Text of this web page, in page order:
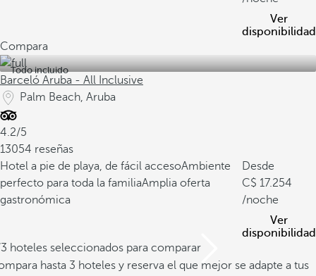
Ver
disponibilidad
Compara
Todo incluido
Barceló Aruba - All Inclusive
Palm Beach, Aruba
4.2/5
13054 reseñas
Hotel a pie de playa, de fácil accesoAmbiente
perfecto para toda la familiaAmplia oferta
gastronómica
Desde
17.254
/noche
Ver
disponibilidad
hoteles seleccionados para comparar
hasta 3 hoteles y reserva el que mejor se adapte a tus